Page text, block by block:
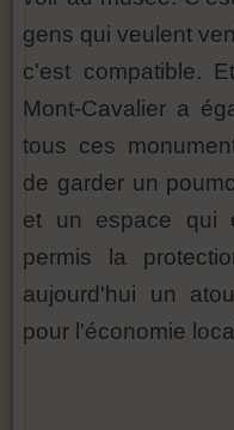
gens qui veulent
c'est compatible.
Mont-Cavalier a
tous ces
de garder un
et un espace qui
permis la
aujourd'hui un
pour l'économie